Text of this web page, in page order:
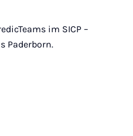
im SICP –
Paderborn.